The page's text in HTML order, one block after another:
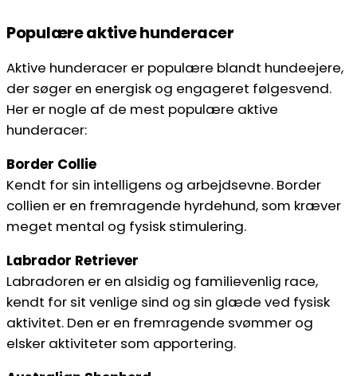
Populære aktive hunderacer
Aktive hunderacer er populære blandt hundeejere,
der søger en energisk og engageret følgesvend.
Her er nogle af de mest populære aktive
hunderacer:
Border Collie
Kendt for sin intelligens og arbejdsevne. Border
collien er en fremragende hyrdehund, som kræver
meget mental og fysisk stimulering.
Labrador Retriever
Labradoren er en alsidig og familievenlig race,
kendt for sit venlige sind og sin glæde ved fysisk
aktivitet. Den er en fremragende svømmer og
elsker aktiviteter som apportering.